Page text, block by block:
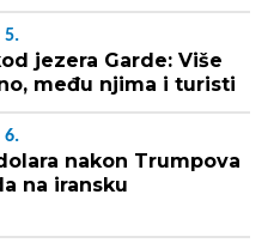
5.
jezera Garde: Više
među njima i turisti
6.
nakon Trumpova
na iransku